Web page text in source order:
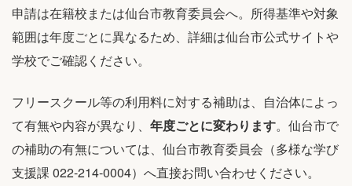
申請は在籍校または仙台市教育委員会へ。所得基準や対象
範囲は年度ごとに異なるため、詳細は仙台市公式サイトや
学校でご確認ください。
フリースクール等の利用料に対する補助は、自治体によっ
て有無や内容が異なり、 年度ごとに変わります。仙台市で
の補助の有無については、仙台市教育委員会（多様な学び
支援課 022-214-0004）へ直接お問い合わせください。